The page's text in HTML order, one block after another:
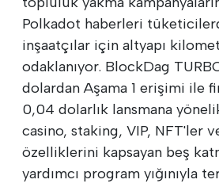
Polkadot haberleri
inşaatçılar için altyapı
odaklanıyor. BlockDag
dolardan Aşama 1 erişimi ile
0,04 dolarlık lansmana
casino, staking, VIP, NFT'ler
özelliklerini kapsayan beş
yardımcı program yığınıyla